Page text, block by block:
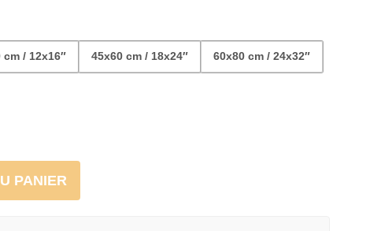
cm / 12x16″ 45x60 cm / 18x24″ 60x80 cm / 24x32″
PANIER